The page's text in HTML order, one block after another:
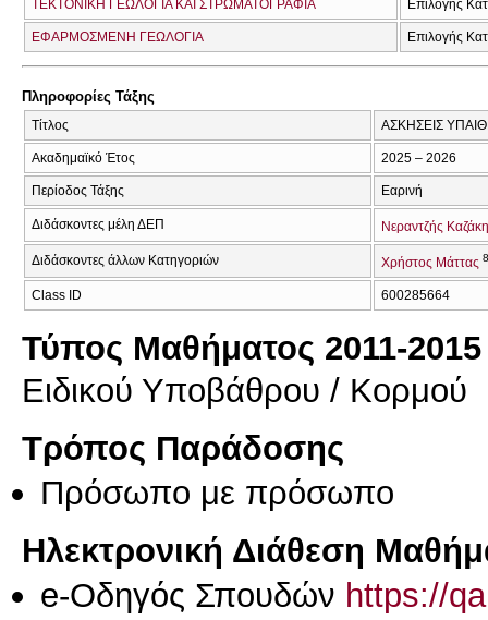
ΤΕΚΤΟΝΙΚΗ ΓΕΩΛΟΓΙΑ ΚΑΙ ΣΤΡΩΜΑΤΟΓΡΑΦΙΑ Επιλογής
ΕΦΑΡΜΟΣΜΕΝΗ ΓΕΩΛΟΓΙΑ Επιλογής
Πληροφορίες Τάξης
Τίτλος ΑΣΚΗΣΕΙΣ
Ακαδημαϊκό Έτος 2025 – 2026
Περίοδος Τάξης Εαρινή
Διδάσκοντες μέλη ΔΕΠ Νεραντζής
Διδάσκοντες άλλων Κατηγοριών Χρήστος Μάττας
Class ID 600285664
Τύπος Μαθήματος 2011-2015
Ειδικού Υποβάθρου / Κορμού
Τρόπος Παράδοσης
Πρόσωπο με πρόσωπο
Ηλεκτρονική Διάθεση
e-Οδηγός Σπουδών https://